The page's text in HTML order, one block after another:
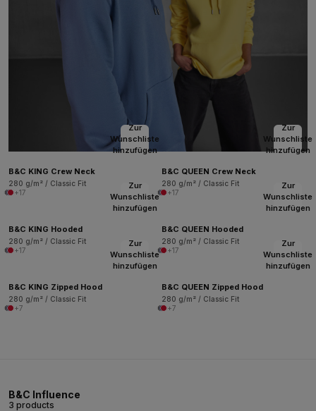
Zur
Wunschliste
hinzufügen
B&C KING Crew Neck
280 g/m² / Classic Fit
+17
Zur
Wunschliste
hinzufügen
B&C QUEEN Crew Neck
280 g/m² / Classic Fit
+17
Zur
Wunschliste
hinzufügen
B&C KING Hooded
280 g/m² / Classic Fit
+17
Zur
Wunschliste
hinzufügen
B&C QUEEN Hooded
280 g/m² / Classic Fit
+17
Zur
Wunschliste
hinzufügen
B&C KING Zipped Hood
280 g/m² / Classic Fit
+7
Zur
Wunschliste
hinzufügen
B&C QUEEN Zipped Hood
280 g/m² / Classic Fit
+7
B&C Influence
3 products